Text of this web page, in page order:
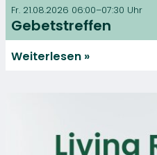
Fr. 21.08.2026 06:00–07:30 Uhr
Gebetstreffen
Weiterlesen